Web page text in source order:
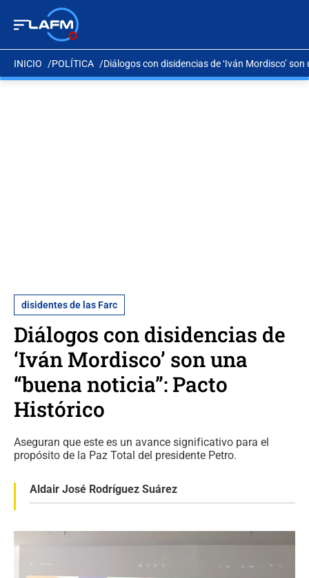
INICIO POLÍTICA Diálogos con disidencias de ‘Iván Mordisco’
disidentes de las Farc
Diálogos con disidencias de
‘Iván Mordisco’ son una
“buena noticia”: Pacto
Histórico
Aseguran que este es un avance significativo para el
propósito de la Paz Total del presidente Petro.
Aldair José Rodríguez Suárez